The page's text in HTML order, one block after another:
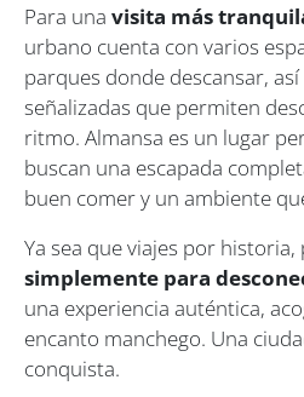
Para una visita más
urbano cuenta con varios
parques donde descansar,
señalizadas que permiten
ritmo. Almansa es un lugar
buscan una escapada
buen comer y un ambiente
Ya sea que viajes por historia,
simplemente para
una experiencia auténtica,
encanto manchego. Una
conquista.